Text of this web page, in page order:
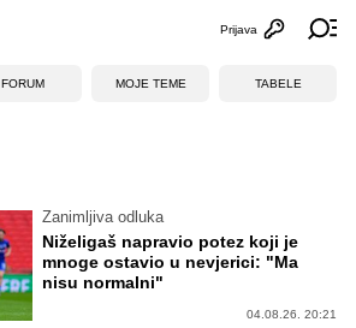
Otvori
Prijava
FORUM MOJE TEME TABELE
Zanimljiva odluka
Niželigaš napravio potez koji je
mnoge ostavio u nevjerici: "Ma
nisu normalni"
04.08.26. 20:21